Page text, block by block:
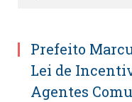
Prefeito
Lei de
Agentes